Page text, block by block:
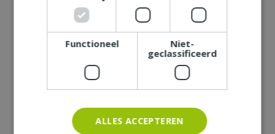
Naam (zichtbaar op website):
Plaats (zichtbaar op website):*
E-mailadres (niet zichtbaar):
Functioneel
Niet-
geclassificeerd
ALLES ACCEPTEREN